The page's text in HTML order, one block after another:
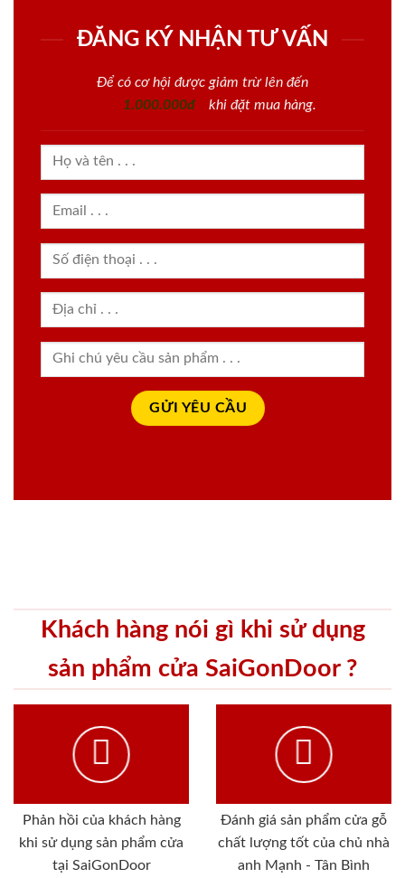
ĐĂNG KÝ NHẬN TƯ VẤN
Để có cơ hội được giảm trừ lên đến
1.000.000đ
khi đặt mua hàng.
Khách hàng nói gì khi sử dụng
sản phẩm cửa SaiGonDoor ?
Phản hồi của khách hàng
khi sử dụng sản phẩm cửa
tại SaiGonDoor
Đánh giá sản phẩm cửa gỗ
chất lượng tốt của chủ nhà
anh Mạnh - Tân Bình